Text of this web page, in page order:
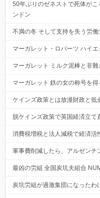
50年ぶりのゼネストで死体が
ンドン
不満の冬 そして支持を失う労働
マーガレット・ロバーツ ハイエ
マーガレット ミルク泥棒と非難
マーガレット 鉄の女の称号を得
ケインズ政策とは放漫財政と低
脱ケインズ政策で英国経済立て
消費税増税と法人減税で経済活
軍事費削減したら、アルゼンチ
最凶の労組 全国炭坑夫組合
炭坑労組が過激集団になったわ